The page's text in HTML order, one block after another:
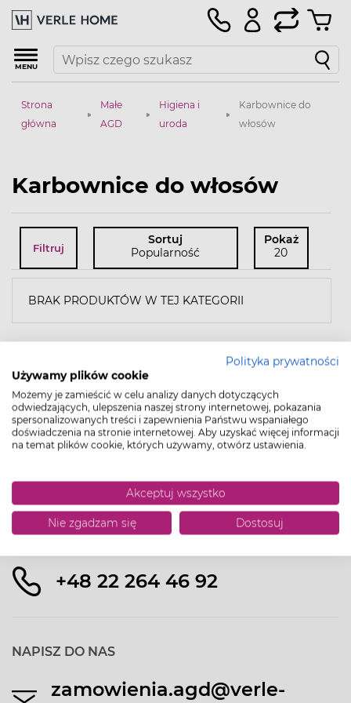
MENU
Strona
główna
Małe
AGD
Higiena i
uroda
Karbownice do
włosów
Karbownice do włosów
Filtruj
Sortuj
Popularność
Pokaż
20
BRAK PRODUKTÓW W TEJ KATEGORII
OFERTA
VERLE HOME
INFORMACJE
ZADZWOŃ DO NAS
+48 22 264 46 92
NAPISZ DO NAS
zamowienia.agd@verle-
Polityka prywatności
Używamy plików cookie
Możemy je zamieścić w celu analizy danych dotyczących
odwiedzających, ulepszenia naszej strony internetowej, pokazania
spersonalizowanych treści i zapewnienia Państwu wspaniałego
doświadczenia na stronie internetowej. Aby uzyskać więcej informacji
na temat plików cookie, których używamy, otwórz ustawienia.
Akceptuj wszystko
Nie zgadzam się Dostosuj